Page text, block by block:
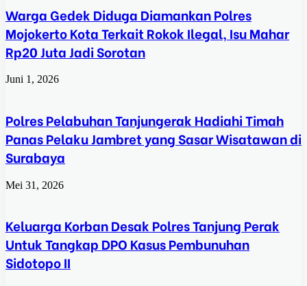
Warga Gedek Diduga Diamankan Polres
Mojokerto Kota Terkait Rokok Ilegal, Isu Mahar
Rp20 Juta Jadi Sorotan
Juni 1, 2026
Polres Pelabuhan Tanjungerak Hadiahi Timah
Panas Pelaku Jambret yang Sasar Wisatawan di
Surabaya
Mei 31, 2026
Keluarga Korban Desak Polres Tanjung Perak
Untuk Tangkap DPO Kasus Pembunuhan
Sidotopo II